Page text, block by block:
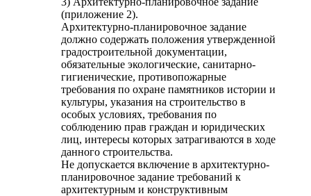
(приложение 2).
Архитектурно-планировочное задание
должно содержать положения утвержденной
градостроительной документации,
обязательные экологические, санитарно-
гигиенические, противопожарные
требования по охране памятников истории и
культуры, указания на строительство в
особых условиях, требования по
соблюдению прав граждан и юридических
лиц, интересы которых затрагиваются в ходе
данного строительства.
Не допускается включение в архитектурно-
планировочное задание требований к
архитектурным и конструктивным